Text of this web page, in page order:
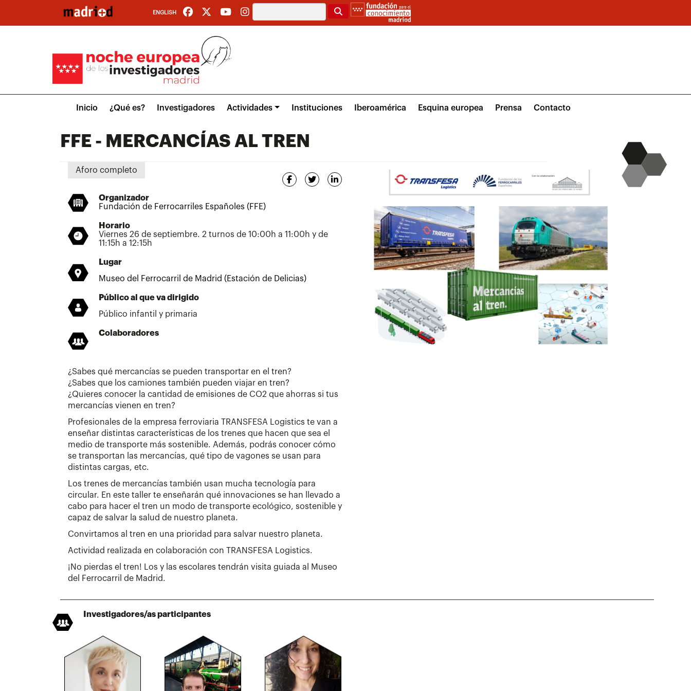
contenido
ENGLISH Buscar
menuInicio ¿Qué es? Investigadores Actividades Instituciones Iberoamérica Esquina europea Prensa Contacto
FFE - MERCANCÍAS AL TREN
Aforo completo
Organizador
Fundación de Ferrocarriles Españoles (FFE)
Horario
Viernes 26 de septiembre. 2 turnos de 10:00h a 11:00h y de
11:15h a 12:15h
Lugar
Museo del Ferrocarril de Madrid (Estación de Delicias)
Público al que va dirigido
Público infantil y primaria
Colaboradores
¿Sabes qué mercancías se pueden transportar en el tren?
¿Sabes que los camiones también pueden viajar en tren?
¿Quieres conocer la cantidad de emisiones de CO2 que ahorras si tus
mercancías vienen en tren?
Profesionales de la empresa ferroviaria TRANSFESA Logistics te van a
enseñar distintas características de los trenes que hacen que sea el
medio de transporte más sostenible. Además, podrás conocer cómo
se transportan las mercancías, qué tipo de vagones se usan para
distintas cargas, etc.
Los trenes de mercancías también usan mucha tecnología para
circular. En este taller te enseñarán qué innovaciones se han llevado a
cabo para hacer el tren un modo de transporte ecológico, sostenible y
capaz de salvar la salud de nuestro planeta.
Convirtamos al tren en una prioridad para salvar nuestro planeta.
Actividad realizada en colaboración con TRANSFESA Logistics.
¡No pierdas el tren! Los y las escolares tendrán visita guiada al Museo
del Ferrocarril de Madrid.
Investigadores/as participantes